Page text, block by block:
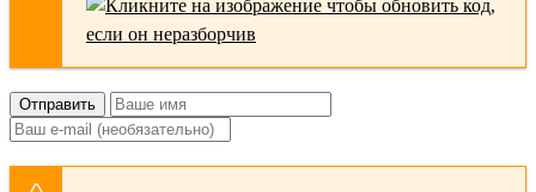
Отправить